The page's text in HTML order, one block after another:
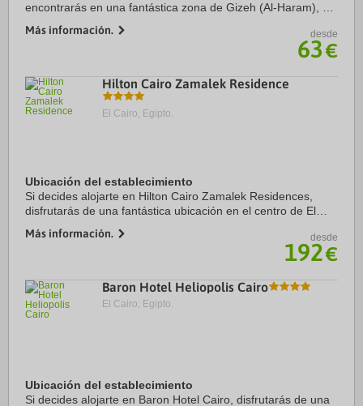
encontrarás en una fantástica zona de Gizeh (Al-Haram), a
Keops Pyramid. Además, este hotel se ...
Más información. desde
63€
Hilton Cairo Zamalek Residence
El Cairo, Egipto.
Ubicación del establecimiento
Si decides alojarte en Hilton Cairo Zamalek Residences,
disfrutarás de una fantástica ubicación en el centro de El
Egipcio. Además, este hotel ...
Más información. desde
192€
Baron Hotel Heliopolis Cairo
El Cairo, Egipto.
Ubicación del establecimiento
Si decides alojarte en Baron Hotel Cairo, disfrutarás de una